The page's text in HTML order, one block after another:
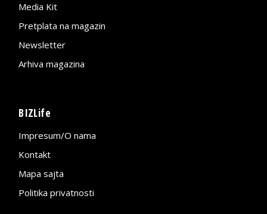
Media Kit
Pretplata na magazin
Newsletter
Arhiva magazina
BIZLife
Impresum/O nama
Kontakt
Mapa sajta
Politika privatnosti